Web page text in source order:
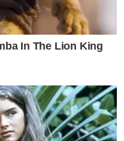
In The Lion King